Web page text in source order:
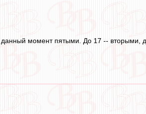
момент пятыми. До 17 -- вторыми,